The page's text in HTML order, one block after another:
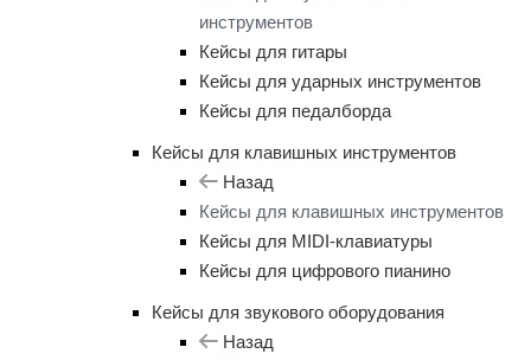
инструментов
Кейсы для гитары
Кейсы для ударных инструментов
Кейсы для педалборда
Кейсы для клавишных инструментов
Назад
Кейсы для клавишных инструментов
Кейсы для MIDI-клавиатуры
Кейсы для цифрового пианино
Кейсы для звукового оборудования
Назад